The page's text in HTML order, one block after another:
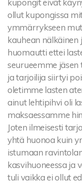
kupongit eivät
ollut kupongissa
ymmärrykseen
kauhean nälkäinen
huomautti ettei
seurueemme jäsen
ja tarjoilija siirtyi
oletimme lasten
ainut lehtipihvi oli
maksaessamme
Joten ilmeisesti
yhtä huonoa kuin
istumaan
kasvihuoneessa ja
tuli vaikka ei ollut